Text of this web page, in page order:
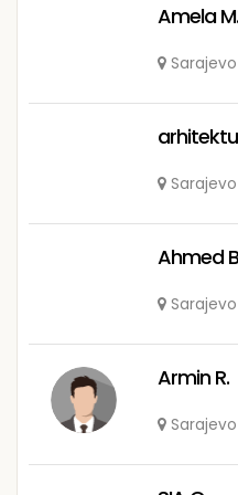
Amela M.
Sarajevo
Sarajevo
Ahmed
Sarajevo
Armin R.
Sarajevo